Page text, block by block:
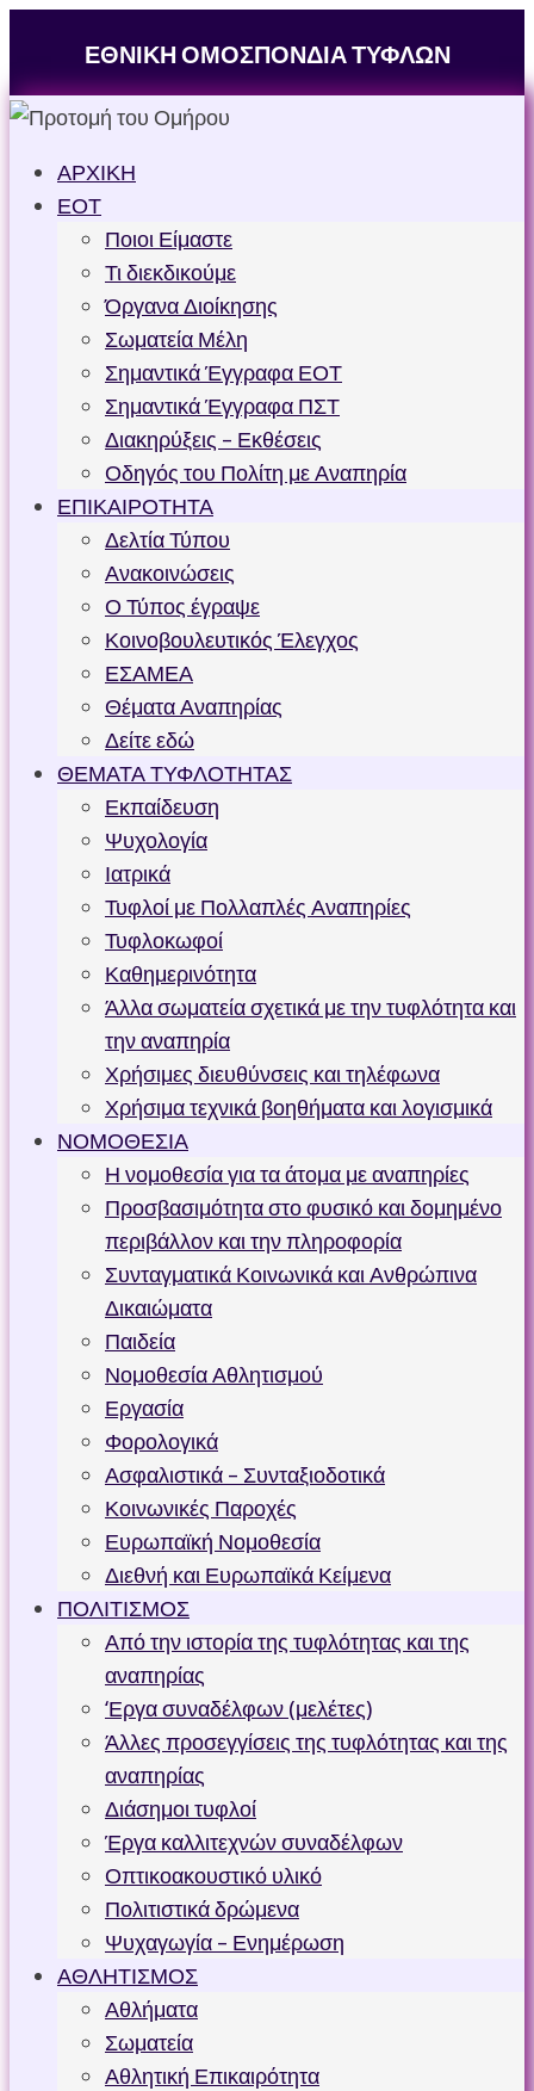
ΕΘΝΙΚΗ ΟΜΟΣΠΟΝΔΙΑ ΤΥΦΛΩΝ
ΑΡΧΙΚΗ
ΕΟΤ
Ποιοι Είμαστε
Τι διεκδικούμε
Όργανα Διοίκησης
Σωματεία Μέλη
Σημαντικά Έγγραφα ΕΟΤ
Σημαντικά Έγγραφα ΠΣΤ
Διακηρύξεις – Εκθέσεις
Οδηγός του Πολίτη με Αναπηρία
ΕΠΙΚΑΙΡΟΤΗΤΑ
Δελτία Τύπου
Ανακοινώσεις
Ο Τύπος έγραψε
Κοινοβουλευτικός Έλεγχος
ΕΣΑΜΕΑ
Θέματα Αναπηρίας
Δείτε εδώ
ΘΕΜΑΤΑ ΤΥΦΛΟΤΗΤΑΣ
Εκπαίδευση
Ψυχολογία
Ιατρικά
Τυφλοί με Πολλαπλές Αναπηρίες
Τυφλοκωφοί
Καθημερινότητα
Άλλα σωματεία σχετικά με την τυφλότητα και
την αναπηρία
Χρήσιμες διευθύνσεις και τηλέφωνα
Χρήσιμα τεχνικά βοηθήματα και λογισμικά
ΝΟΜΟΘΕΣΙΑ
Η νομοθεσία για τα άτομα με αναπηρίες
Προσβασιμότητα στο φυσικό και δομημένο
περιβάλλον και την πληροφορία
Συνταγματικά Κοινωνικά και Ανθρώπινα
Δικαιώματα
Παιδεία
Νομοθεσία Αθλητισμού
Εργασία
Φορολογικά
Ασφαλιστικά – Συνταξιοδοτικά
Κοινωνικές Παροχές
Ευρωπαϊκή Νομοθεσία
Διεθνή και Ευρωπαϊκά Κείμενα
ΠΟΛΙΤΙΣΜΟΣ
Από την ιστορία της τυφλότητας και της
αναπηρίας
‘Εργα συναδέλφων (μελέτες)
Άλλες προσεγγίσεις της τυφλότητας και της
αναπηρίας
Διάσημοι τυφλοί
Έργα καλλιτεχνών συναδέλφων
Οπτικοακουστικό υλικό
Πολιτιστικά δρώμενα
Ψυχαγωγία – Ενημέρωση
ΑΘΛΗΤΙΣΜΟΣ
Αθλήματα
Σωματεία
Αθλητική Επικαιρότητα